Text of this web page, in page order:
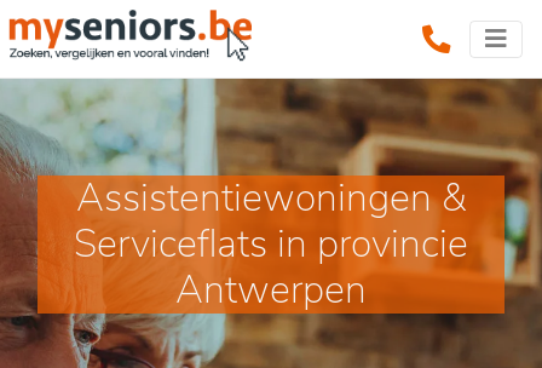
Assistentiewoningen &
Serviceflats in provincie
Antwerpen